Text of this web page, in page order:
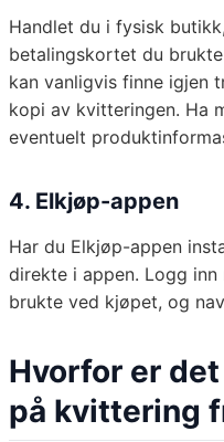
Handlet du i fysisk
betalingskortet du
kan vanligvis finne igjen
kopi av kvitteringen. Ha
eventuelt
4. Elkjøp-appen
Har du Elkjøp-appen
direkte i appen. Logg
brukte ved kjøpet, og
Hvorfor er
på kvittering